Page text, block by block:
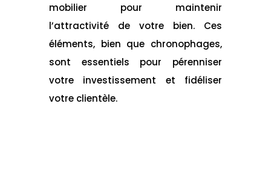
mobilier pour maintenir
l’attractivité de votre bien. Ces
éléments, bien que chronophages,
sont essentiels pour pérenniser
votre investissement et fidéliser
votre clientèle.